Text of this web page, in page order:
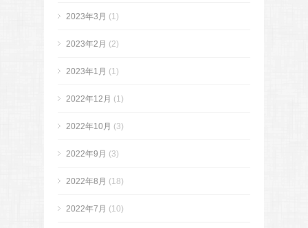
2023年3月 (1)
2023年2月 (2)
2023年1月 (1)
2022年12月 (1)
2022年10月 (3)
2022年9月 (3)
2022年8月 (18)
2022年7月 (10)